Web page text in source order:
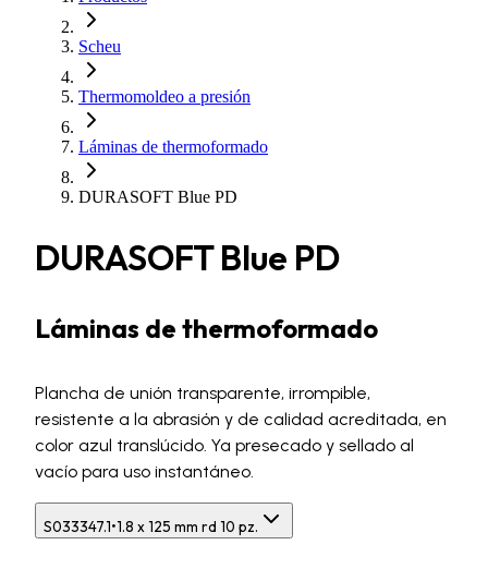
Scheu
Thermomoldeo a presión
Láminas de thermoformado
DURASOFT Blue PD
DURASOFT Blue PD
Láminas de thermoformado
Plancha de unión transparente, irrompible,
resistente a la abrasión y de calidad acreditada, en
color azul translúcido. Ya presecado y sellado al
vacío para uso instantáneo.
S033347.1•1.8 x 125 mm rd 10 pz.